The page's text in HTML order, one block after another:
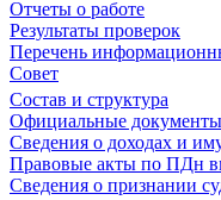
Отчеты о работе
Результаты проверок
Перечень
Совет
Состав и структура
Официальные документы
Сведения о доходах и
Правовые акты по ПДн
Сведения о признании